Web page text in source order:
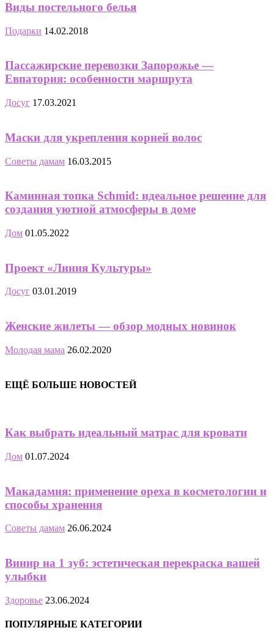
Виды постельного белья
Подарки 14.02.2018
Пассажирские перевозки Запорожье —
Евпатория: особенности маршрута
Досуг 17.03.2021
Маски для укрепления корней волос
Советы дамам 16.03.2015
Каминная топка Schmid: идеальное решение для
создания уютной атмосферы в доме
Дом 01.05.2022
Проект «Линия Культуры»
Досуг 03.01.2019
Женские жилеты — обзор модных новинок
Молодая мама 26.02.2020
ЕЩЁ БОЛЬШЕ НОВОСТЕЙ
Как выбрать идеальный матрас для кровати
Дом 01.07.2024
Макадамия: применение ореха в косметологии и
способы хранения
Советы дамам 26.06.2024
Винир на 1 зуб: эстетическая перекраска вашей
улыбки
Здоровье 23.06.2024
ПОПУЛЯРНЫЕ КАТЕГОРИИ